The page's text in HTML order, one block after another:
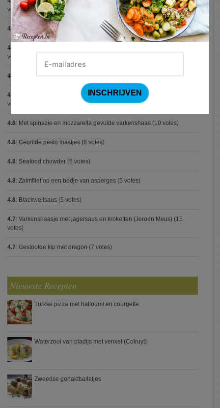
votes)
4.9 :Broodje Bismarck
4.9
votes)
4.8 Spaghetti all'Amatriciana (Antonio Carluccio)(12 votes)
4.8 Aperitiefglaasje met gegrilde groentjes en gedroogde ham
votes)
4.8: Met spinazie en mozzarella gevulde varkenshaas (10 votes)
4.8: Gegrilde pesto toastjes (8 votes)
4.8: Seafood chowder (6 votes)
4.8: Zalmfilet op een bedje van asperges (5 votes)
4.8: Blackwellsaus (5 votes)
4.7: Varkenshaasje met jagersaus en kroketten (Jeroen Meus) (15
votes)
4.7: Gestoofde kip met dragon (7 votes)
Nieuwste Recepten
Turkse pizza met halloumi en courgette
Waterzooi van pladijs met venkel (Colruyt)
Zweedse gehaktballetjes